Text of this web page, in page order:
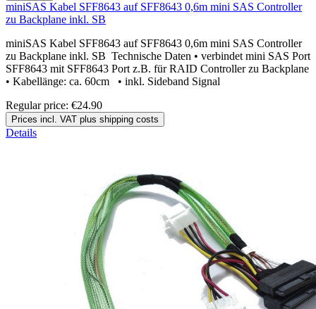
miniSAS Kabel SFF8643 auf SFF8643 0,6m mini SAS Controller
zu Backplane inkl. SB
miniSAS Kabel SFF8643 auf SFF8643 0,6m mini SAS Controller
zu Backplane inkl. SB Technische Daten • verbindet mini SAS Port
SFF8643 mit SFF8643 Port z.B. für RAID Controller zu Backplane
• Kabellänge: ca. 60cm • inkl. Sideband Signal
Regular price: €24.90
Prices incl. VAT plus shipping costs
Details